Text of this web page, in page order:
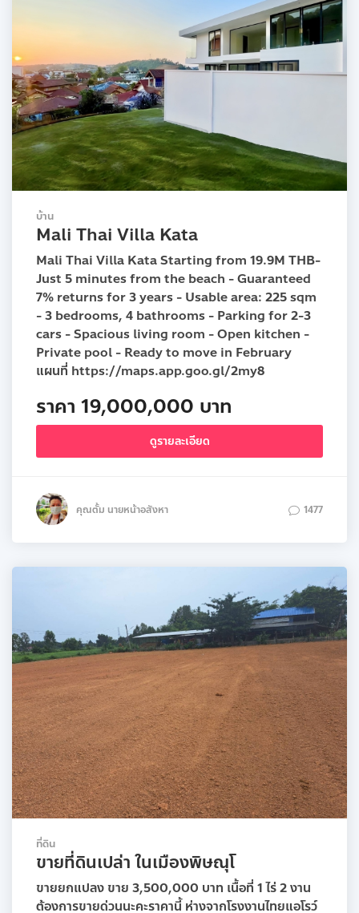
บ้าน
Mali Thai Villa Kata
Mali Thai Villa Kata Starting from 19.9M THB-
Just 5 minutes from the beach - Guaranteed
7% returns for 3 years - Usable area: 225 sqm
- 3 bedrooms, 4 bathrooms - Parking for 2-3
cars - Spacious living room - Open kitchen -
Private pool - Ready to move in February
แผนที่ https://maps.app.goo.gl/2my8
ราคา 19,000,000 บาท
ดูรายละเอียด
คุณตั้ม นายหน้าอสังหา 1477
ที่ดิน
ขายที่ดินเปล่า ในเมืองพิษณุโ
ขายยกแปลง ขาย 3,500,000 บาท เนื้อที่ 1 ไร่ 2 งาน
ต้องการขายด่วนนะคะราคานี้ ห่างจากโรงงานไทยแอโรว์